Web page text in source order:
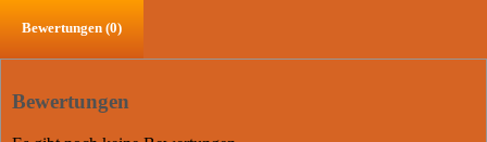
Bewertungen (0)
Bewertungen